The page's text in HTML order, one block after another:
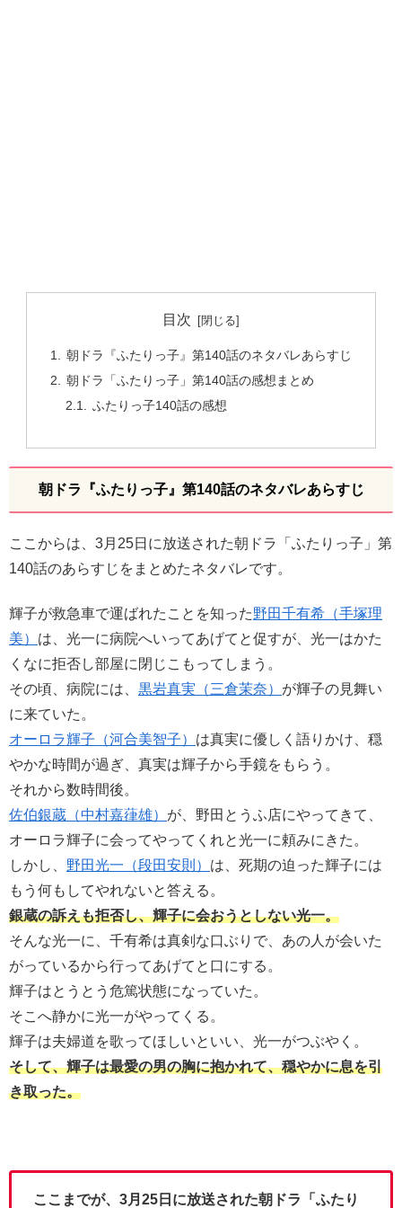
目次
朝ドラ『ふたりっ子』第140話のネタバレあらすじ
朝ドラ「ふたりっ子」第140話の感想まとめ
ふたりっ子140話の感想
朝ドラ『ふたりっ子』第140話のネタバレあらすじ
ここからは、3月25日に放送された朝ドラ「ふたりっ子」第
140話のあらすじをまとめたネタバレです。
輝子が救急車で運ばれたことを知った野田千有希（手塚理
美） は、光一に病院へいってあげてと促すが、光一はかた
くなに拒否し部屋に閉じこもってしまう。
その頃、病院には、 黒岩真実（三倉茉奈） が輝子の見舞い
に来ていた。
オーロラ輝子（河合美智子） は真実に優しく語りかけ、穏
やかな時間が過ぎ、真実は輝子から手鏡をもらう。
それから数時間後。
佐伯銀蔵（中村嘉葎雄） が、野田とうふ店にやってきて、
オーロラ輝子に会ってやってくれと光一に頼みにきた。
しかし、 野田光一（段田安則） は、死期の迫った輝子には
もう何もしてやれないと答える。
銀蔵の訴えも拒否し、輝子に会おうとしない光一。
そんな光一に、千有希は真剣な口ぶりで、あの人が会いた
がっているから行ってあげてと口にする。
輝子はとうとう危篤状態になっていた。
そこへ静かに光一がやってくる。
輝子は夫婦道を歌ってほしいといい、光一がつぶやく。
そして、輝子は最愛の男の胸に抱かれて、穏やかに息を引
き取った。
ここまでが、3月25日に放送された朝ドラ「ふたり